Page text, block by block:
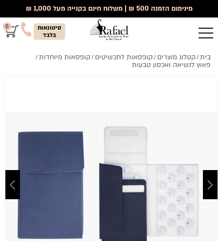
מינימום הזמנה 500 ₪ | משלוח חינם בקנייה מעל 1,000 ₪
0
סיטונאות
בלבד
בית/קטלוג מוצרים/קופסאות לתכשיטים/קופסאות מיוחדות/
פאוץ לנשיאה ואכסון טבעות